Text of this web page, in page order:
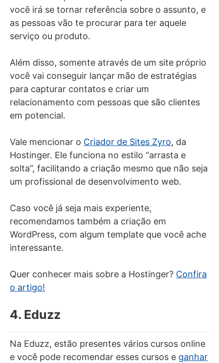
você irá se tornar referência sobre o assunto, e
as pessoas vão te procurar para ter aquele
serviço ou produto.
Além disso, somente através de um site próprio
você vai conseguir lançar mão de estratégias
para capturar contatos e criar um
relacionamento com pessoas que são clientes
em potencial.
Vale mencionar o Criador de Sites Zyro, da
Hostinger. Ele funciona no estilo “arrasta e
solta”, facilitando a criação mesmo que não seja
um profissional de desenvolvimento web.
Caso você já seja mais experiente,
recomendamos também a criação em
WordPress, com algum template que você ache
interessante.
Quer conhecer mais sobre a Hostinger? Confira
o artigo!
4. Eduzz
Na Eduzz, estão presentes vários cursos online
e você pode recomendar esses cursos e ganhar